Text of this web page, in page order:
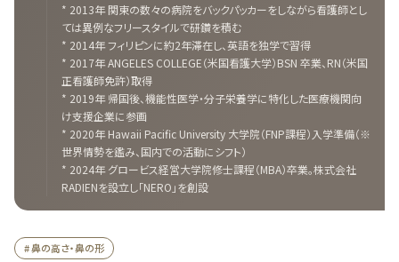
* 2013年 関東の数々の病院をバックパッカーをしながら看護師とし
ては異例なフリースタイルで研鑽を積む
* 2014年 フィリピンに約2年滞在し、英語を独学で習得
* 2017年 ANGELES COLLEGE（米国看護大学）BSN 卒業、RN（米国
正看護師免許）取得
* 2019年 帰国後、機能性医学・分子栄養学に特化した医療機関向
け支援企業に参画
* 2020年 Hawaii Pacific University 大学院（FNP課程）入学準備（※
世界情勢を鑑み、国内での活動にシフト）
* 2024年 グロービス経営大学院修士課程（MBA）卒業。株式会社
RADIENを設立し「NERO」を創設
# 鼻の高さ・鼻の形